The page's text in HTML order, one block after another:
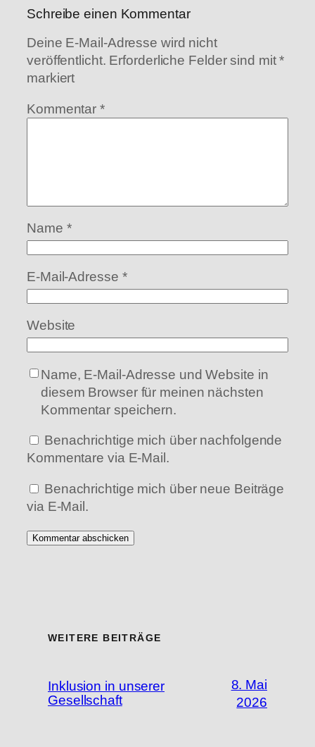
Schreibe einen Kommentar
Deine E-Mail-Adresse wird nicht
veröffentlicht. Erforderliche Felder sind mit*
markiert
Kommentar*
Name *
E-Mail-Adresse *
Website
Name, E-Mail-Adresse und Website in
diesem Browser für meinen nächsten
Kommentar speichern.
Benachrichtige mich über nachfolgende
Kommentare via E-Mail.
Benachrichtige mich über neue Beiträge
via E-Mail.
WEITERE BEITRÄGE
Inklusion in unserer
Gesellschaft
8. Mai
2026